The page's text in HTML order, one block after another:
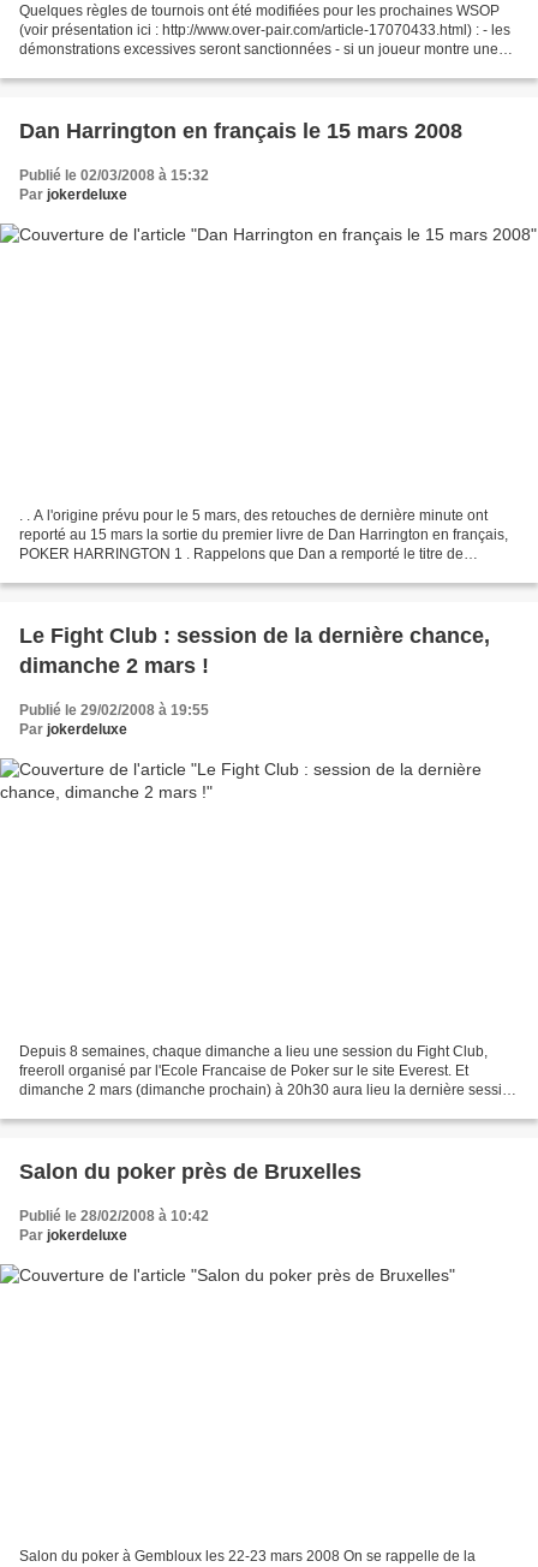
Quelques règles de tournois ont été modifiées pour les prochaines WSOP
(voir présentation ici : http://www.over-pair.com/article-17070433.html) : - les
démonstrations excessives seront sanctionnées - si un joueur montre une
Dan Harrington en français le 15 mars 2008
Publié le 02/03/2008 à 15:32
Par jokerdeluxe
. . A l'origine prévu pour le 5 mars, des retouches de dernière minute ont
reporté au 15 mars la sortie du premier livre de Dan Harrington en français,
POKER HARRINGTON 1 . Rappelons que Dan a remporté le titre de
Le Fight Club : session de la dernière chance,
dimanche 2 mars !
Publié le 29/02/2008 à 19:55
Par jokerdeluxe
Depuis 8 semaines, chaque dimanche a lieu une session du Fight Club,
freeroll organisé par l'Ecole Francaise de Poker sur le site Everest. Et
dimanche 2 mars (dimanche prochain) à 20h30 aura lieu la dernière session
Salon du poker près de Bruxelles
Publié le 28/02/2008 à 10:42
Par jokerdeluxe
Salon du poker à Gembloux les 22-23 mars 2008 On se rappelle de la